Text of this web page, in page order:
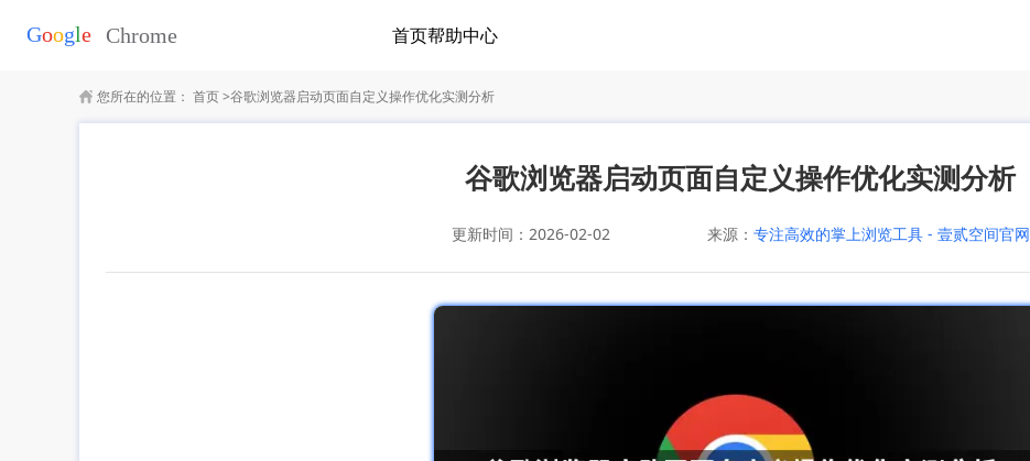
首页帮助中心
您所在的位置： 首页>谷歌浏览器启动页面自定义操作优化实测分析
谷歌浏览器启动页面自定义操作优化实测分析
更新时间：2026-02-02 来源： 专注高效的掌上浏览工具 - 壹贰空间官网